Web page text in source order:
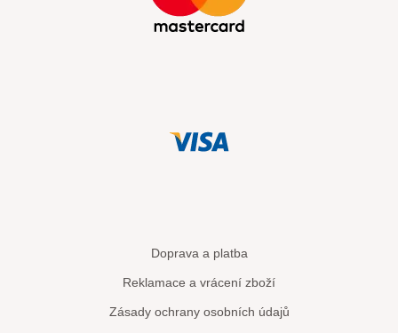
Doprava a platba
Reklamace a vrácení zboží
Zásady ochrany osobních údajů